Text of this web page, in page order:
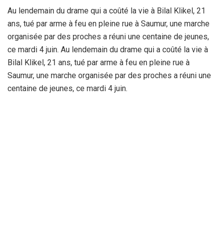
Au lendemain du drame qui a coûté la vie à Bilal Klikel, 21
ans, tué par arme à feu en pleine rue à Saumur, une marche
organisée par des proches a réuni une centaine de jeunes,
ce mardi 4 juin. Au lendemain du drame qui a coûté la vie à
Bilal Klikel, 21 ans, tué par arme à feu en pleine rue à
Saumur, une marche organisée par des proches a réuni une
centaine de jeunes, ce mardi 4 juin.